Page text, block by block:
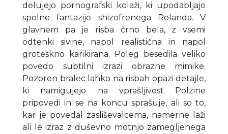
delujejo pornografski kolaži, ki upodabljajo
spolne fantazije shizofrenega Rolanda. V
glavnem pa je risba črno bela, z vsemi
odtenki sivine, napol realistična in napol
groteskno karikirana. Poleg besedila veliko
povedo subtilni izrazi obrazne mimike.
Pozoren bralec lahko na risbah opazi detajle,
ki namigujejo na vprašljivost Polzine
pripovedi in se na koncu sprašuje, ali so to,
kar je povedal zasliševalcema, namerne laži
ali le izraz z duševno motnjo zamegljenega